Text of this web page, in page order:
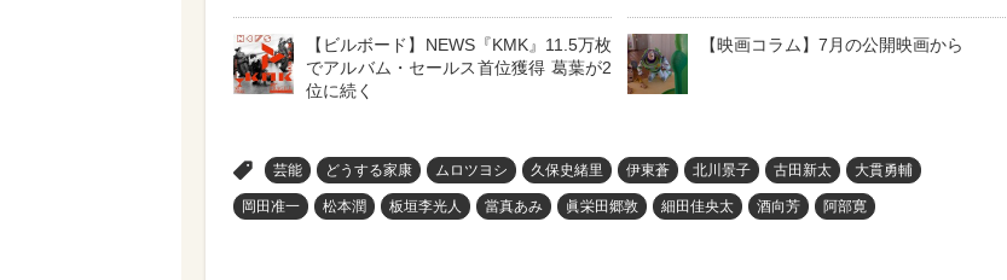
【ビルボード】NEWS『KMK』11.5万枚
でアルバム・セールス首位獲得 葛葉が2
位に続く
【映画コラム】7月の公開映画から
芸能 どうする家康 ムロツヨシ 久保史緒里 伊東蒼 北川景子 古田新太 大貫勇輔
岡田准一 松本潤 板垣李光人 當真あみ 眞栄田郷敦 細田佳央太 酒向芳 阿部寛